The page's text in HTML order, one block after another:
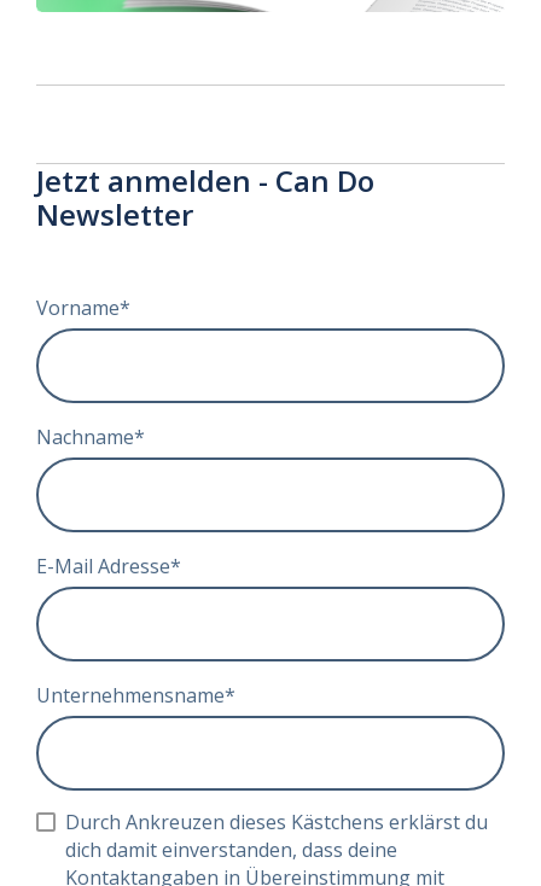
Jetzt anmelden - Can Do
Newsletter
Vorname*
Nachname*
E-Mail Adresse*
Unternehmensname*
Durch Ankreuzen dieses Kästchens erklärst du
dich damit einverstanden, dass deine
Kontaktangaben in Übereinstimmung mit